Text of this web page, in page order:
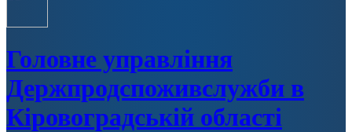
Головне управління
Держпродспоживслужби в
Кіровоградській області